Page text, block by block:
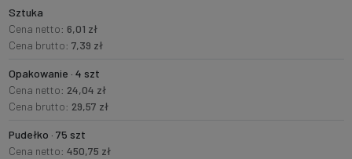
Sztuka
Cena netto: 6,01 zł
Cena brutto: 7,39 zł
Opakowanie · 4 szt
Cena netto: 24,04 zł
Cena brutto: 29,57 zł
Pudełko · 75 szt
Cena netto: 450,75 zł